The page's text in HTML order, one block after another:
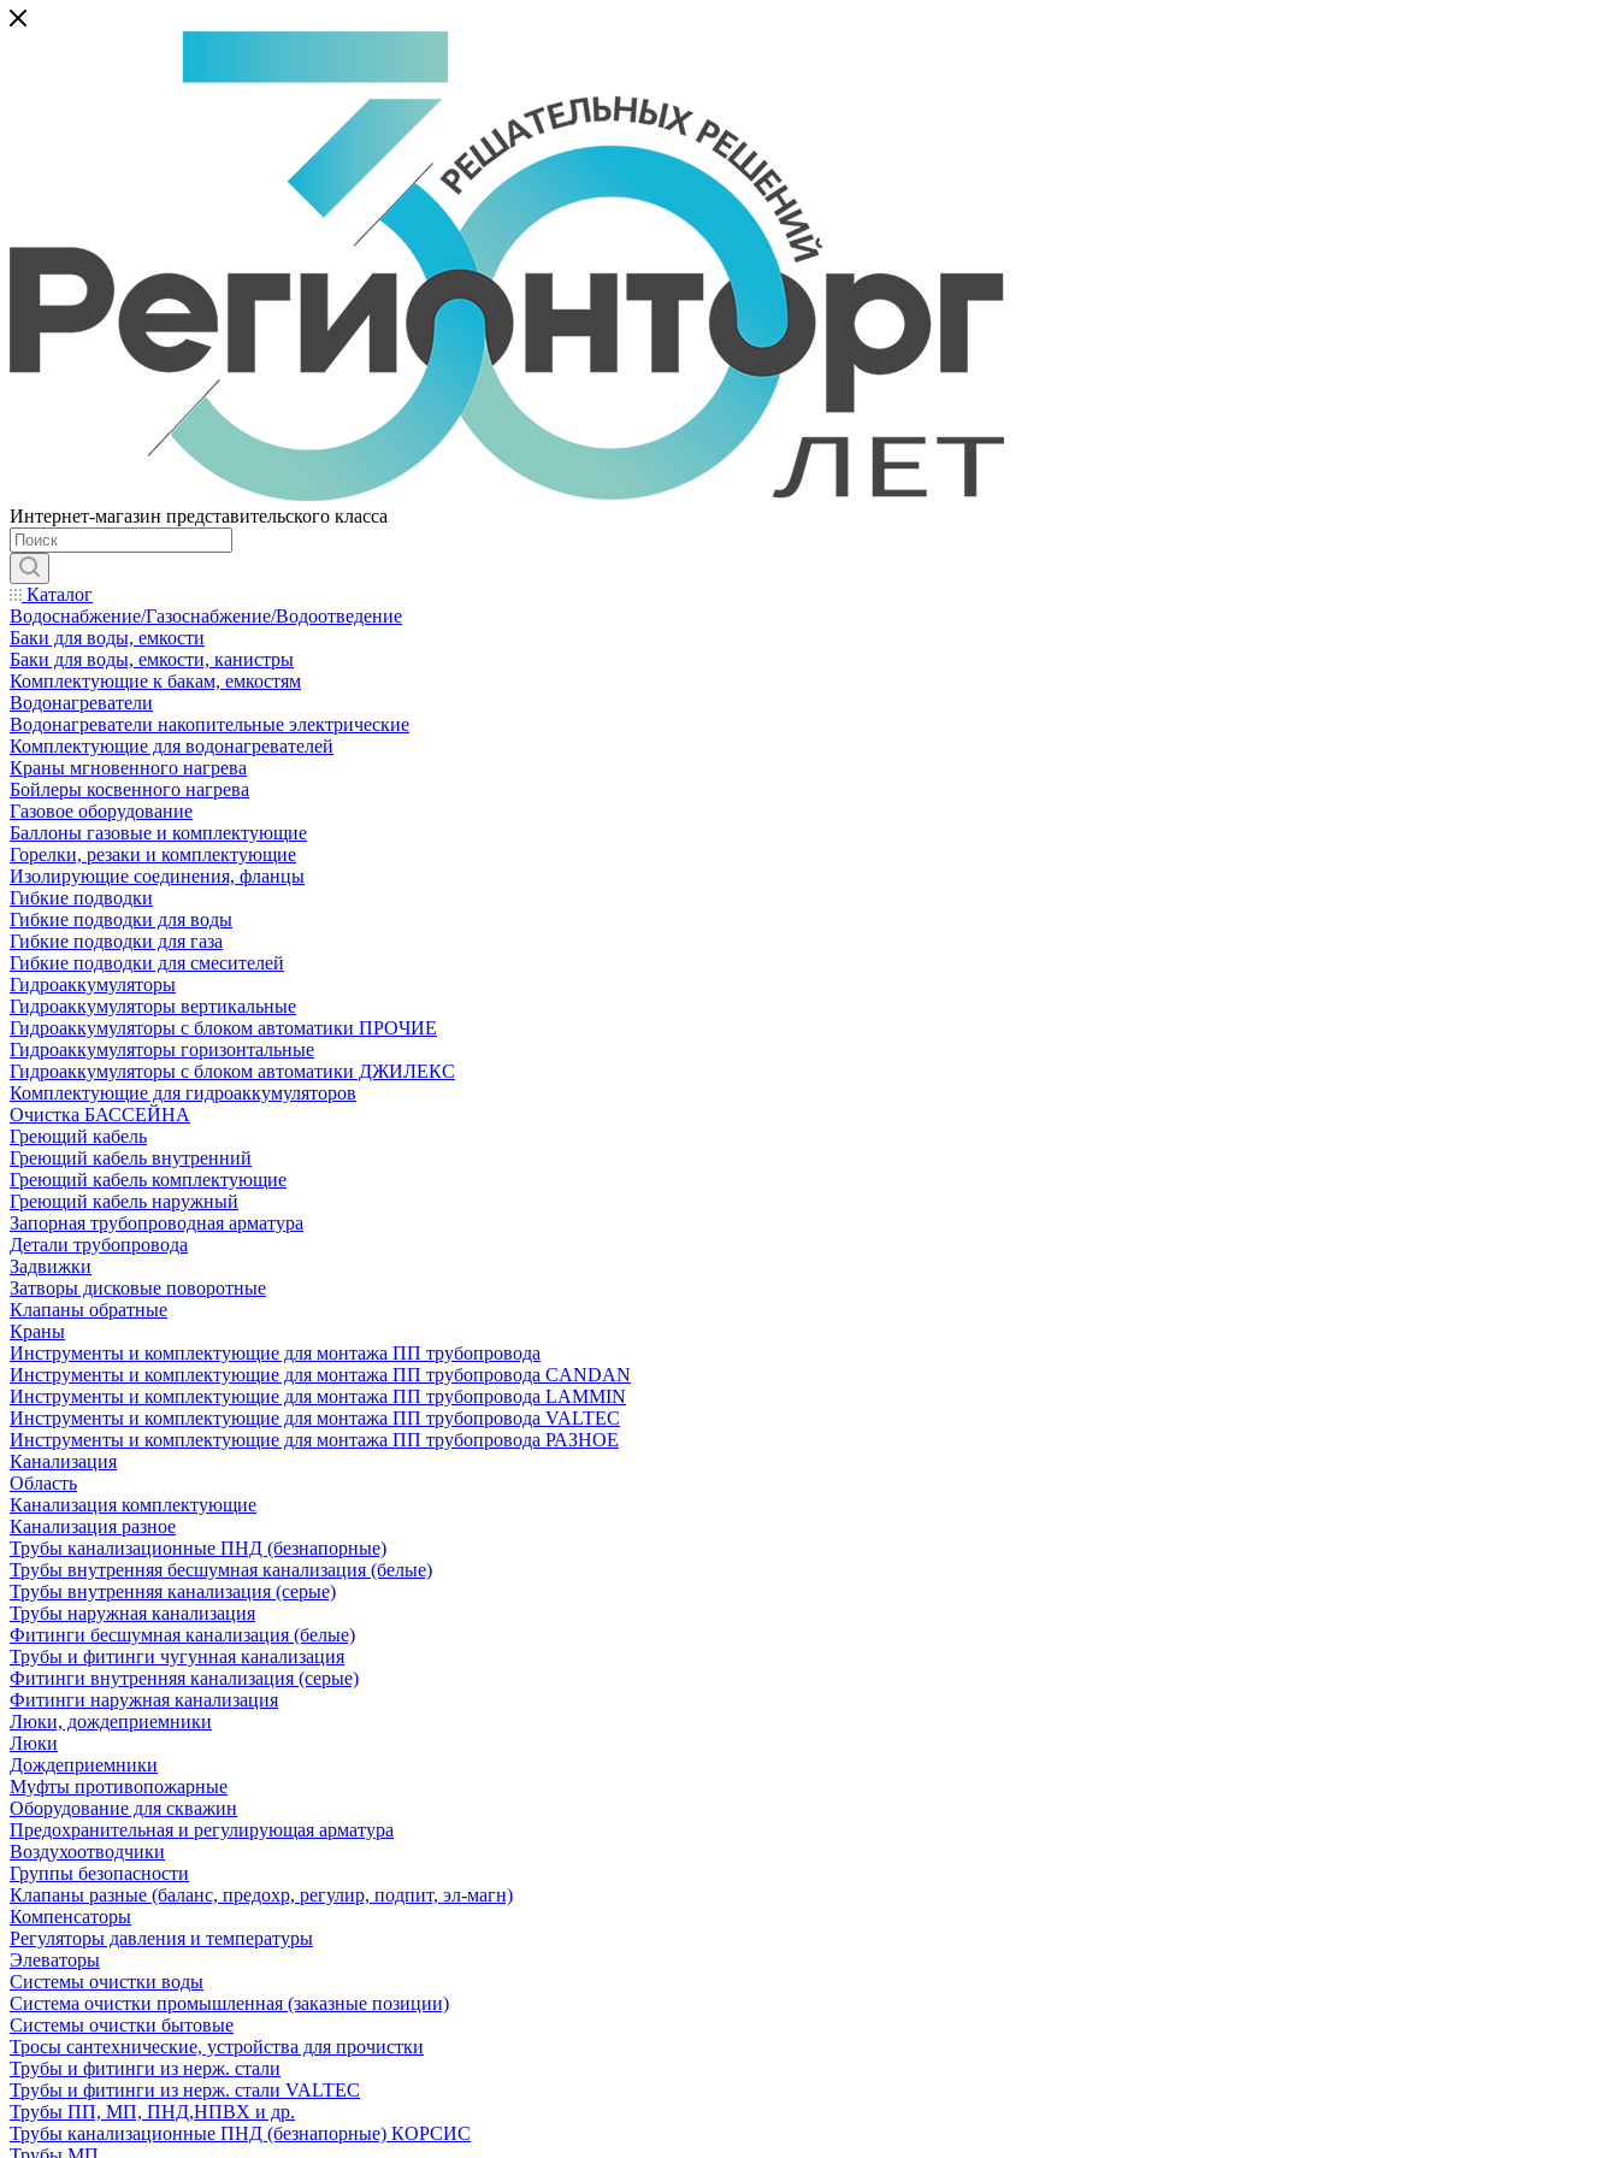
Интернет-магазин представительского класса
Каталог
Водоснабжение/Газоснабжение/Водоотведение
Баки для воды, емкости
Баки для воды, емкости, канистры
Комплектующие к бакам, емкостям
Водонагреватели
Водонагреватели накопительные электрические
Комплектующие для водонагревателей
Краны мгновенного нагрева
Бойлеры косвенного нагрева
Газовое оборудование
Баллоны газовые и комплектующие
Горелки, резаки и комплектующие
Изолирующие соединения, фланцы
Гибкие подводки
Гибкие подводки для воды
Гибкие подводки для газа
Гибкие подводки для смесителей
Гидроаккумуляторы
Гидроаккумуляторы вертикальные
Гидроаккумуляторы с блоком автоматики ПРОЧИЕ
Гидроаккумуляторы горизонтальные
Гидроаккумуляторы с блоком автоматики ДЖИЛЕКС
Комплектующие для гидроаккумуляторов
Очистка БАССЕЙНА
Греющий кабель
Греющий кабель внутренний
Греющий кабель комплектующие
Греющий кабель наружный
Запорная трубопроводная арматура
Детали трубопровода
Задвижки
Затворы дисковые поворотные
Клапаны обратные
Краны
Инструменты и комплектующие для монтажа ПП трубопровода
Инструменты и комплектующие для монтажа ПП трубопровода CANDAN
Инструменты и комплектующие для монтажа ПП трубопровода LAMMIN
Инструменты и комплектующие для монтажа ПП трубопровода VALTEC
Инструменты и комплектующие для монтажа ПП трубопровода РАЗНОЕ
Канализация
Область
Канализация комплектующие
Канализация разное
Трубы канализационные ПНД (безнапорные)
Трубы внутренняя бесшумная канализация (белые)
Трубы внутренняя канализация (серые)
Трубы наружная канализация
Фитинги бесшумная канализация (белые)
Трубы и фитинги чугунная канализация
Фитинги внутренняя канализация (серые)
Фитинги наружная канализация
Люки, дождеприемники
Люки
Дождеприемники
Муфты противопожарные
Оборудование для скважин
Предохранительная и регулирующая арматура
Воздухоотводчики
Группы безопасности
Клапаны разные (баланс, предохр, регулир, подпит, эл-магн)
Компенсаторы
Регуляторы давления и температуры
Элеваторы
Системы очистки воды
Система очистки промышленная (заказные позиции)
Системы очистки бытовые
Тросы сантехнические, устройства для прочистки
Трубы и фитинги из нерж. стали
Трубы и фитинги из нерж. стали VALTEC
Трубы ПП, МП, ПНД,НПВХ и др.
Трубы канализационные ПНД (безнапорные) КОРСИС